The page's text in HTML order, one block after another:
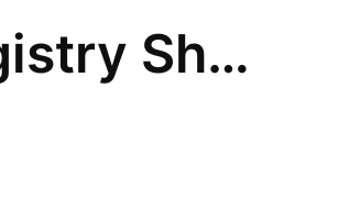
ASML Holding N.V. - New York Registry Shares